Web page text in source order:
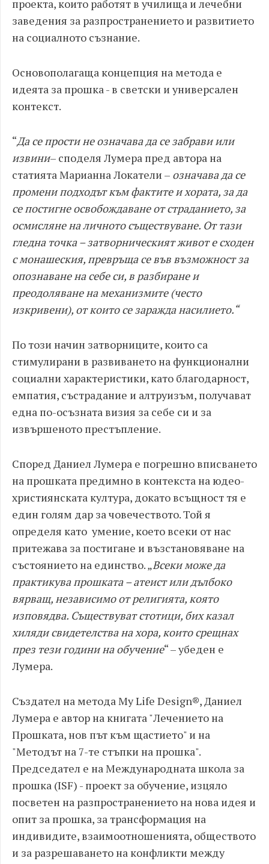
проекта, които работят в училища и лечебни
заведения за разпространението и развитието
на социалното съзнание.
Основополагаща концепция на метода е
идеята за прошка - в светски и универсален
контекст.
“Да се прости не означава да се забрави или
извини– споделя Лумера пред автора на
статията Марианна Локатели – означава да се
промени подходът към фактите и хората, за да
се постигне освобождаване от страданието, за
осмисляне на личното съществуване. От тази
гледна точка – затворническият живот е сходен
с монашеския, превръща се във възможност за
опознаване на себе си, в разбиране и
преодоляване на механизмите (често
изкривени), от които се заражда насилието.“
По този начин затворниците, които са
стимулирани в развиването на функционални
социални характеристики, като благодарност,
емпатия, състрадание и алтруизъм, получават
една по-осъзната визия за себе си и за
извършеното престъпление.
Според Даниел Лумера е погрешно вписването
на прошката предимно в контекста на юдео-
християнската култура, докато всъщност тя е
един голям дар за човечеството. Той я
определя като умение, което всеки от нас
притежава за постигане и възстановяване на
състоянието на единство. „Всеки може да
практикува прошката – атеист или дълбоко
вярващ, независимо от религията, която
изповядва. Съществуват стотици, бих казал
хиляди свидетелства на хора, които срещнах
през тези години на обучение“ – убеден е
Лумера.
Създател на метода My Life Design®, Даниел
Лумера е автор на книгата "Лечението на
Прошката, нов път към щастието" и на
"Методът на 7-те стъпки на прошка".
Председател е на Международната школа за
прошка (ISF) - проект за обучение, изцяло
посветен на разпространението на нова идея и
опит за прошка, за трансформация на
индивидите, взаимоотношенията, обществото
и за разрешаването на конфликти между